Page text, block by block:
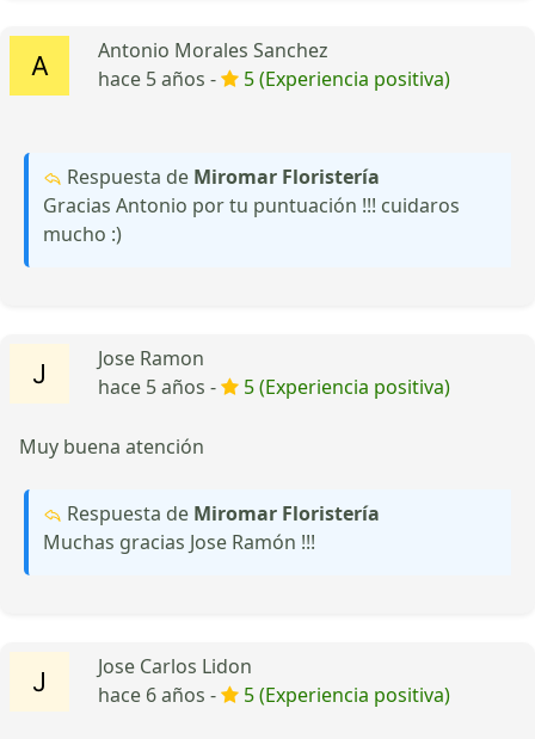
Antonio Morales Sanchez
hace 5 años -
5 (Experiencia positiva)
Respuesta de Miromar Floristería
Gracias Antonio por tu puntuación !!! cuidaros
mucho :)
Jose Ramon
hace 5 años -
5 (Experiencia positiva)
Muy buena atención
Respuesta de Miromar Floristería
Muchas gracias Jose Ramón !!!
Jose Carlos Lidon
hace 6 años -
5 (Experiencia positiva)